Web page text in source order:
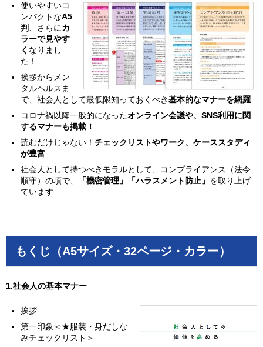
使いやすいコ
ンパクトなA5
判
、さらにカ
ラーで見やす
く なりまし
た！
挨拶からメン
タルヘルスま
で、社会人として最低限知っておくべき基本的なマナーを網羅
コロナ禍以降一般的になったオンライン会議や、SNS利用に関
するマナーも掲載！
読むだけじゃない！チェックリストやワーク、ケーススタディ
が豊富
社会人として持つべきモラルとして、コンプライアンス（法令
順守）の項で、
「機密管理」「ハラスメント防止」 を取り上げ
ています
もくじ（A5サイズ・32ページ・カラー）
1.社会人の基本マナー
挨拶
第一印象＜★服装・身だしな
みチェックリスト＞